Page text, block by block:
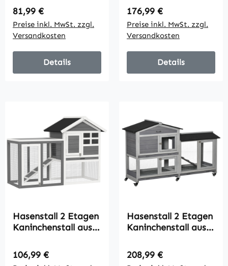
Winterfest
Doppelstockhaus
mit Freilaufgehege
Rampe 150x52x68
cm Gelb
Regulärer Preis:
81,99 €
Preise inkl. MwSt. zzgl.
Versandkosten
Details
Vollholz Winterfest
Doppelstockhaus
122x95x93,5 cm
Grau
Regulärer Preis:
176,99 €
Preise inkl. MwSt. zzgl.
Versandkosten
Details
Hasenstall 2 Etagen
Kaninchenstall aus
123,5x62,6x92,5 cm
Kaninchenkäfig mit
Regulärer Preis:
106,99 €
Hasenstall 2 Etagen
Kaninchenstall aus
99,5 cm
Kaninchenkäfig mit
Regulärer Preis:
208,99 €